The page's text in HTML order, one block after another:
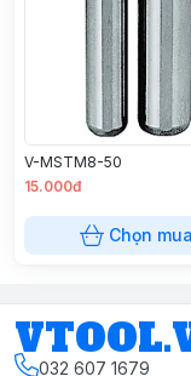
V-MSTM8-50
15.000đ
Chọn mua
032 607 1679